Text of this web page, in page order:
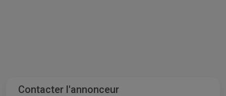
Contacter l'annonceur